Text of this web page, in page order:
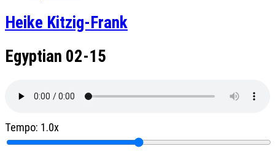
Heike Kitzig-Frank
Egyptian 02-15
Tempo: 1.0x